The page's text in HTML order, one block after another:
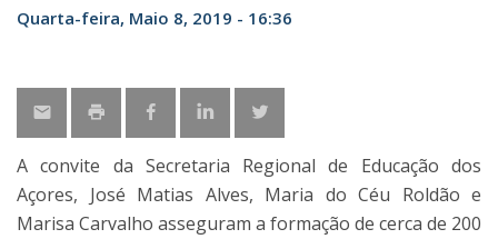
Quarta-feira, Maio 8, 2019 - 16:36
A convite da Secretaria Regional de Educação dos
Açores, José Matias Alves, Maria do Céu Roldão e
Marisa Carvalho asseguram a formação de cerca de 200